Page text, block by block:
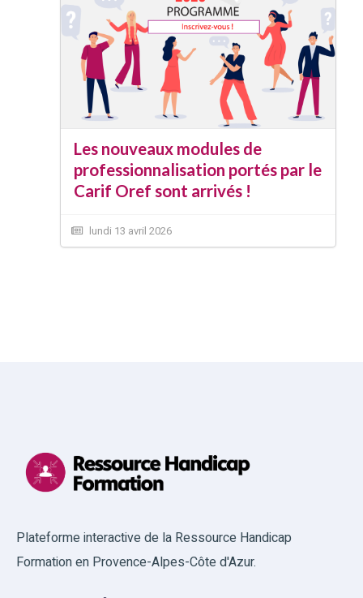
Les nouveaux modules de
professionnalisation portés par le
Carif Oref sont arrivés !
lundi 13 avril 2026
Plateforme interactive de la Ressource Handicap
Formation en Provence-Alpes-Côte d'Azur.